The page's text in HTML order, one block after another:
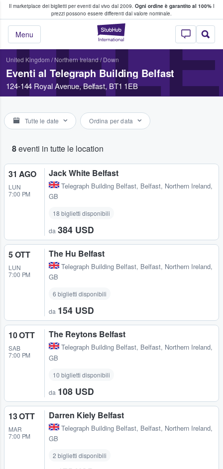
Il marketplace dei biglietti per eventi dal vivo dal 2009. Ogni ordine è garantito al 100%I
prezzi possono essere differenti dal valore nominale.
StubHub - Dove
Menu
fan comprano e vendono biglietti
United Kingdom / Northern Ireland/ Down
Eventi al Telegraph Building Belfast
124-144 Royal Avenue, Belfast, BT1 1EB
Tutte le date Ordina per data
8eventi in tutte le location
31 AGO
LUN
7:00 PM
Jack White Belfast
Telegraph Building Belfast, Belfast, Northern Ireland,
GB
18 biglietti disponibili
da 384 USD
5 OTT
LUN
7:00 PM
The Hu Belfast
Telegraph Building Belfast, Belfast, Northern Ireland,
GB
6 biglietti disponibili
da 154 USD
10 OTT
SAB
7:00 PM
The Reytons Belfast
Telegraph Building Belfast, Belfast, Northern Ireland,
GB
10 biglietti disponibili
da 108 USD
13 OTT
MAR
7:00 PM
Darren Kiely Belfast
Telegraph Building Belfast, Belfast, Northern Ireland,
GB
2 biglietti disponibili